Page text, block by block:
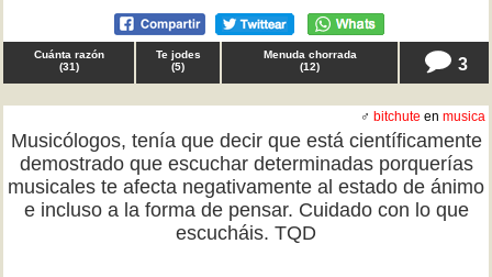
Cuánta razón
(31)
Te jodes
(5)
Menuda chorrada
(12) 3
♂ bitchute en musica
Musicólogos, tenía que decir que está científicamente
demostrado que escuchar determinadas porquerías
musicales te afecta negativamente al estado de ánimo
e incluso a la forma de pensar. Cuidado con lo que
escucháis. TQD